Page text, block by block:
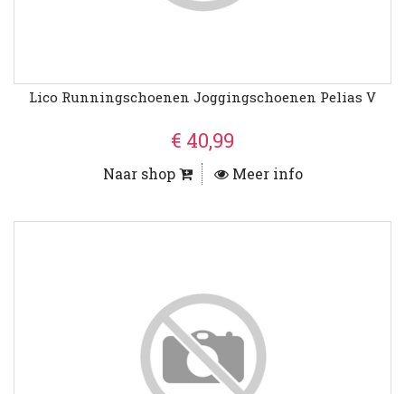
Lico Runningschoenen Joggingschoenen Pelias V
€ 40,99
Naar shop Meer info